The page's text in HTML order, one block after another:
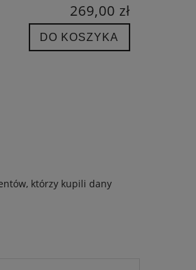
269,00 zł
DO KOSZYKA
którzy kupili dany